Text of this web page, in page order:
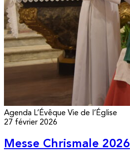
Agenda L’Évêque Vie de l’Église
27 février 2026
Messe Chrismale 2026